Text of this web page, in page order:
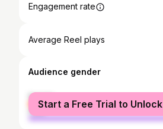
Engagement rate
Average Reel plays
Audience gender
female
male
Start a Free Trial to Unlock